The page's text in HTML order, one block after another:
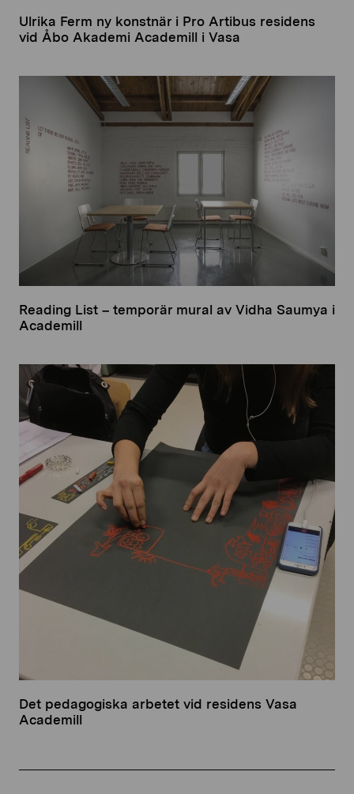
Ulrika Ferm ny konstnär i Pro Artibus residens
vid Åbo Akademi Academill i Vasa
Reading List – temporär mural av Vidha Saumya i
Academill
Det pedagogiska arbetet vid residens Vasa
Academill